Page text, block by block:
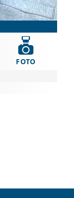
FOTO